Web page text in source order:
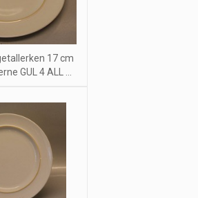
17 cm
GUL 4 ALL ...